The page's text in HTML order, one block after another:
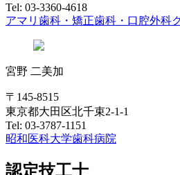
Tel: 03-3360-4618
アマリ歯科・矯正歯科・口腔外科
宮野 二美加
〒145-8515
東京都大田区北千束2-1-1
Tel: 03-3787-1151
昭和医科大学歯科病院
認定技工士